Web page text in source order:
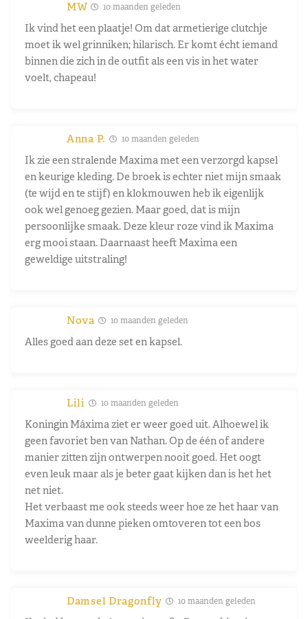
MW 10 maanden geleden
Ik vind het een plaatje! Om dat armetierige clutchje
moet ik wel grinniken; hilarisch. Er komt écht iemand
binnen die zich in de outfit als een vis in het water
voelt, chapeau!
Anna P. 10 maanden geleden
Ik zie een stralende Maxima met een verzorgd kapsel
en keurige kleding. De broek is echter niet mijn smaak
(te wijd en te stijf) en klokmouwen heb ik eigenlijk
ook wel genoeg gezien. Maar goed, dat is mijn
persoonlijke smaak. Deze kleur roze vind ik Maxima
erg mooi staan. Daarnaast heeft Maxima een
geweldige uitstraling!
Nova 10 maanden geleden
Alles goed aan deze set en kapsel.
Lili 10 maanden geleden
Koningin Máxima ziet er weer goed uit. Alhoewel ik
geen favoriet ben van Nathan. Op de één of andere
manier zitten zijn ontwerpen nooit goed. Het oogt
even leuk maar als je beter gaat kijken dan is het het
net niet.
Het verbaast me ook steeds weer hoe ze het haar van
Maxima van dunne pieken omtoveren tot een bos
weelderig haar.
Damsel Dragonfly 10 maanden geleden